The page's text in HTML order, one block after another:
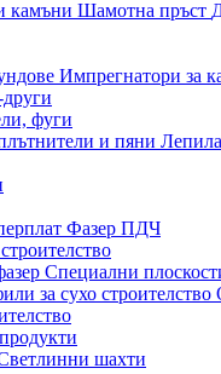
камъни Шамотна пръст
Импрегнатори за
фуги
и пяни Лепила
Фазер ПДЧ
Специални
за сухо строителство
шахти